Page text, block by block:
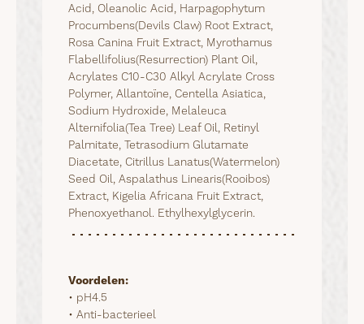
Acid, Oleanolic Acid, Harpagophytum
Procumbens(Devils Claw) Root Extract,
Rosa Canina Fruit Extract, Myrothamus
Flabellifolius(Resurrection) Plant Oil,
Acrylates C10-C30 Alkyl Acrylate Cross
Polymer, Allantoïne, Centella Asiatica,
Sodium Hydroxide, Melaleuca
Alternifolia(Tea Tree) Leaf Oil, Retinyl
Palmitate, Tetrasodium Glutamate
Diacetate, Citrillus Lanatus(Watermelon)
Seed Oil, Aspalathus Linearis(Rooibos)
Extract, Kigelia Africana Fruit Extract,
Phenoxyethanol. Ethylhexylglycerin.
Voordelen:
• pH4.5
• Anti-bacterieel